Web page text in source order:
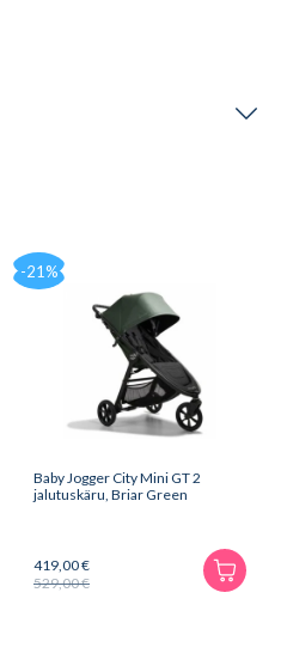
-21%
Baby Jogger City Mini GT 2
jalutuskäru, Briar Green
529,00€
419,00€